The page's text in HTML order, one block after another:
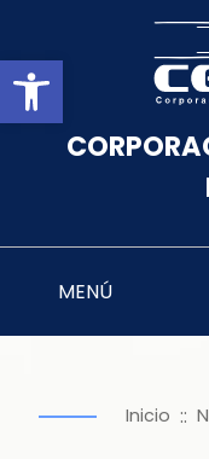
Abrir
MENÚ
Inicio ::